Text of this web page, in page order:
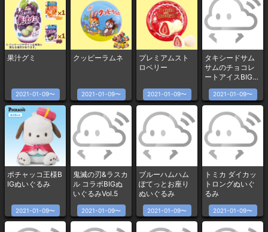
果汁グミ
2021-01-09〜
クッピーラムネ
2021-01-09〜
プレミアムスト
ロベリー
2021-01-09〜
タキシードサム
サムのチョコレ
ートアイスBIGぬ
いぐるみ
2021-01-09〜
ポチャッコ王様B
IGぬいぐるみ
2021-01-09〜
鬼滅の刃&ラスカ
ル コラボBIGぬ
いぐるみVol.5
2021-01-09〜
ブルーハムハム
ぽてっとお座り
ぬいぐるみ
2021-01-09〜
トミカ ダイカッ
トロングぬいぐ
るみ
2021-01-09〜